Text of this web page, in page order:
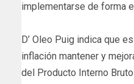
implementarse de forma
D’ Oleo Puig indica que
inflación mantener y
del Producto Interno